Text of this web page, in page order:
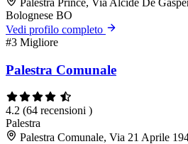
Palestra Prince, Via Alcide De
Bolognese BO
Vedi profilo completo
#3 Migliore
Palestra Comunale
4.2 (64 recensioni )
Palestra
Palestra Comunale, Via 21 Aprile